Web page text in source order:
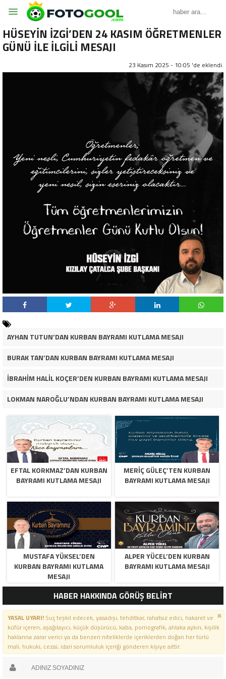
HÜSEYİN İZGİ’DEN 24 KASIM ÖĞRETMENLER
GÜNÜ İLE İLGİLİ MESAJI
23 Kasım 2025 - 10:05 'de eklendi.
AYHAN TUTUN’DAN KURBAN BAYRAMI KUTLAMA MESAJI
BURAK TAN’DAN KURBAN BAYRAMI KUTLAMA MESAJI
İBRAHİM HALİL KOÇER’DEN KURBAN BAYRAMI KUTLAMA MESAJI
LOKMAN NAROĞLU’NDAN KURBAN BAYRAMI KUTLAMA MESAJI
EFTAL KORKMAZ’DAN KURBAN
BAYRAMI KUTLAMA MESAJI
MERİÇ GÜLEÇ’TEN KURBAN
BAYRAMI KUTLAMA MESAJI
MUSTAFA YÜKSEL’DEN
KURBAN BAYRAMI KUTLAMA
MESAJI
ALPER YÜCEL’DEN KURBAN
BAYRAMI KUTLAMA MESAJI
HABER HAKKINDA GÖRÜŞ BELİRT
YASAL UYARI!Suç teşkil edecek, yasadışı, tehditkar, rahatsız edici, hakaret ve
küfür içeren, aşağılayıcı, küçük düşürücü, kaba, pornografik, ahlaka aykırı, kişilik
haklarına zarar verici ya da benzeri niteliklerde içeriklerden doğan her türlü
mali, hukuki, cezai, idari sorumluluk içeriği gönderen kişiye aittir.